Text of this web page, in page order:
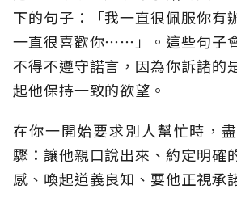
下的句子：「我一直很佩服你
一直很喜歡你⋯⋯」。這些句子
不得不遵守諾言，因為你訴諸的
起他保持一致的欲望。
在你一開始要求別人幫忙時，
驟：讓他親口說出來、約定明確
感、喚起道義良知、要他正視承